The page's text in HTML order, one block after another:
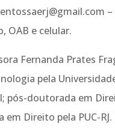
OAB e celular.
Fernanda Prates
pela
pós-doutorada em
em Direito pela PUC-RJ.